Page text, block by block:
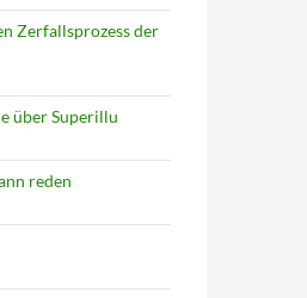
Zerfallsprozess der
über Superillu
reden